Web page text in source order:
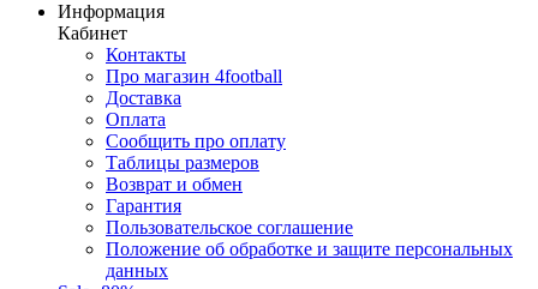
Информация
Кабинет
Контакты
Про магазин 4football
Доставка
Оплата
Сообщить про оплату
Таблицы размеров
Возврат и обмен
Гарантия
Пользовательское соглашение
Положение об обработке и защите персональных
данных